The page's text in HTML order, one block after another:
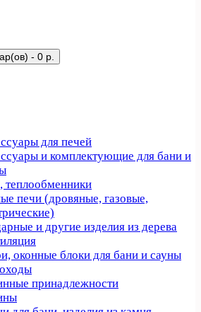
- 0 р.
для печей
и комплектующие для бани и
теплообменники
печи (дровяные, газовые,
и другие изделия из дерева
оконные блоки для бани и сауны
принадлежности